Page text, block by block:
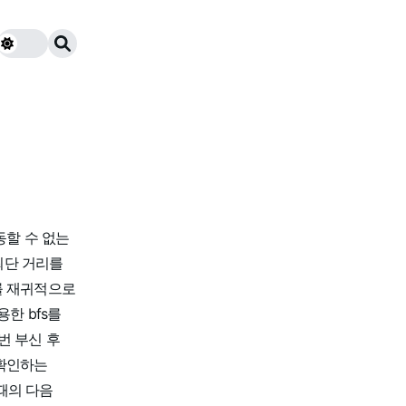
할 수 없는
거리를
재귀적으로
한 bfs를
부신 후
인하는
의 다음